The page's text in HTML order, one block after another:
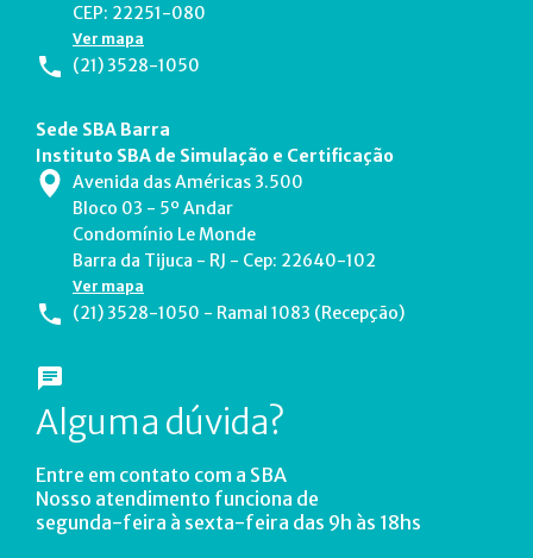
CEP: 22251-080
Ver mapa
(21) 3528-1050
Sede SBA Barra
Instituto SBA de Simulação e Certificação
Avenida das Américas 3.500
Bloco 03 - 5º Andar
Condomínio Le Monde
Barra da Tijuca - RJ - Cep: 22640-102
Ver mapa
(21) 3528-1050 - Ramal 1083 (Recepção)
Alguma dúvida?
Entre em contato com a SBA
Nosso atendimento funciona de
segunda-feira à sexta-feira das 9h às 18hs